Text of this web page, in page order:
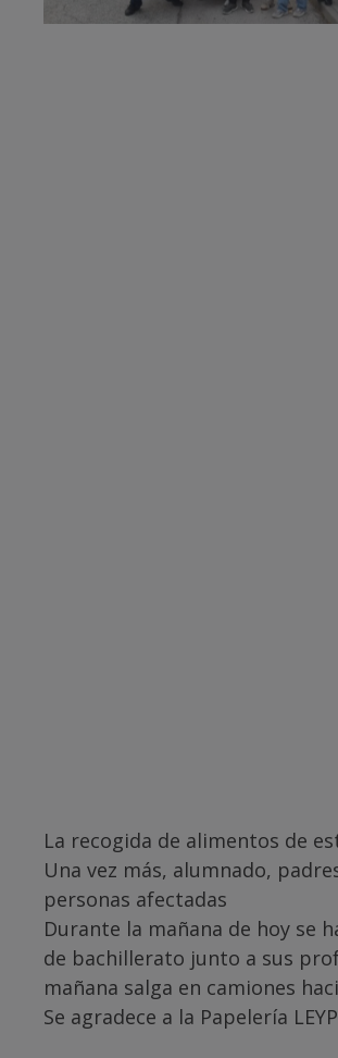
La recogida de alimentos de
Una vez más, alumnado,
personas afectadas
Durante la mañana de hoy se
de bachillerato junto a sus
mañana salga en camiones
Se agradece a la Papelería